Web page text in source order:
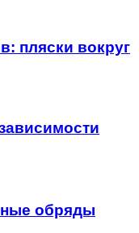
пляски вокруг
обряды